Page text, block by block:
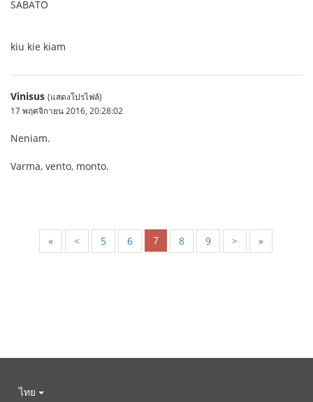
SABATO
kiu kie kiam
Vinisus (แสดงโปรไฟล์)
17 พฤศจิกายน 2016, 20:28:02
Neniam.
Varma, vento, monto.
« < 5 6 7 8 9 > »
ไทย